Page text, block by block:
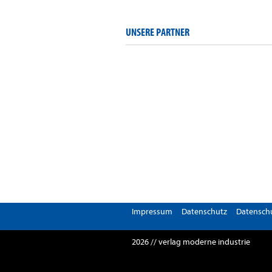
UNSERE PARTNER
Impressum Datenschutz
2026 // verlag moderne industrie